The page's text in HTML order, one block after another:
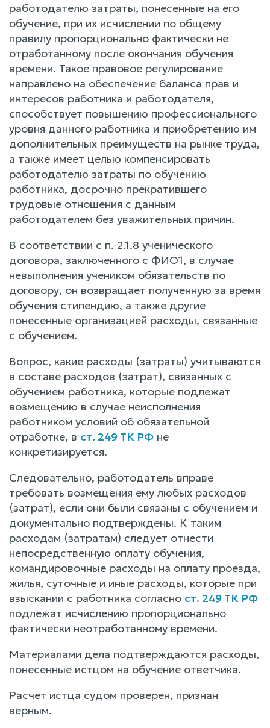
работодателю затраты, понесенные на его
обучение, при их исчислении по общему
правилу пропорционально фактически не
отработанному после окончания обучения
времени. Такое правовое регулирование
направлено на обеспечение баланса прав и
интересов работника и работодателя,
способствует повышению профессионального
уровня данного работника и приобретению им
дополнительных преимуществ на рынке труда,
а также имеет целью компенсировать
работодателю затраты по обучению
работника, досрочно прекратившего
трудовые отношения с данным
работодателем без уважительных причин.
В соответствии с п. 2.1.8 ученического
договора, заключенного с ФИО1, в случае
невыполнения учеником обязательств по
договору, он возвращает полученную за время
обучения стипендию, а также другие
понесенные организацией расходы, связанные
с обучением.
Вопрос, какие расходы (затраты) учитываются
в составе расходов (затрат), связанных с
обучением работника, которые подлежат
возмещению в случае неисполнения
работником условий об обязательной
отработке, в ст. 249 ТК РФ не
конкретизируется.
Следовательно, работодатель вправе
требовать возмещения ему любых расходов
(затрат), если они были связаны с обучением и
документально подтверждены. К таким
расходам (затратам) следует отнести
непосредственную оплату обучения,
командировочные расходы на оплату проезда,
жилья, суточные и иные расходы, которые при
взыскании с работника согласно ст. 249 ТК РФ
подлежат исчислению пропорционально
фактически неотработанному времени.
Материалами дела подтверждаются расходы,
понесенные истцом на обучение ответчика.
Расчет истца судом проверен, признан
верным.